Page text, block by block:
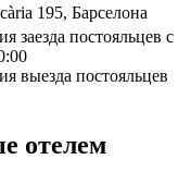
195, Барселона
заезда постояльцев с
выезда постояльцев
отелем